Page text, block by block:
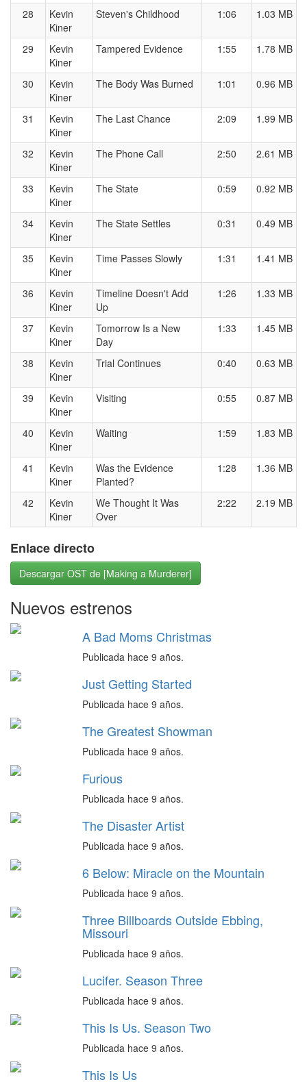
28
Kevin
Kiner
Steven's Childhood 1:06 1.03 MB
29
Kevin
Kiner
Tampered Evidence 1:55 1.78 MB
30
Kevin
Kiner
The Body Was Burned 1:01 0.96 MB
31
Kevin
Kiner
The Last Chance 2:09 1.99 MB
32
Kevin
Kiner
The Phone Call 2:50 2.61 MB
33
Kevin
Kiner
The State 0:59 0.92 MB
34
Kevin
Kiner
The State Settles 0:31 0.49 MB
35
Kevin
Kiner
Time Passes Slowly 1:31 1.41 MB
36
Kevin
Kiner
Timeline Doesn't Add
Up
1:26 1.33 MB
37
Kevin
Kiner
Tomorrow Is a New
Day
1:33 1.45 MB
38
Kevin
Kiner
Trial Continues 0:40 0.63 MB
39
Kevin
Kiner
Visiting 0:55 0.87 MB
40
Kevin
Kiner
Waiting 1:59 1.83 MB
41
Kevin
Kiner
Was the Evidence
Planted?
1:28 1.36 MB
42
Kevin
Kiner
We Thought It Was
Over
2:22 2.19 MB
Enlace directo
Descargar OST de [Making a Murderer]
Nuevos estrenos
A Bad Moms Christmas
Publicada hace 9 años.
Just Getting Started
Publicada hace 9 años.
The Greatest Showman
Publicada hace 9 años.
Furious
Publicada hace 9 años.
The Disaster Artist
Publicada hace 9 años.
6 Below: Miracle on the Mountain
Publicada hace 9 años.
Three Billboards Outside Ebbing,
Missouri
Publicada hace 9 años.
Lucifer. Season Three
Publicada hace 9 años.
This Is Us. Season Two
Publicada hace 9 años.
This Is Us